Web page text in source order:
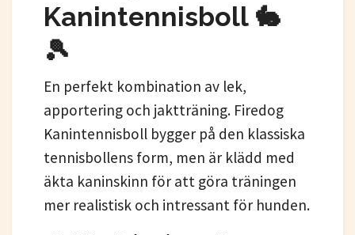
Kanintennisboll 🐇
🎾
En perfekt kombination av lek,
apportering och jaktträning. Firedog
Kanintennisboll bygger på den klassiska
tennisbollens form, men är klädd med
äkta kaninskinn för att göra träningen
mer realistisk och intressant för hunden.